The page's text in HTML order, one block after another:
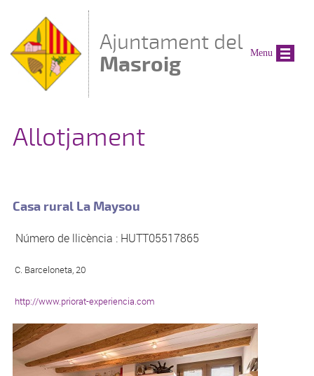
Ajuntament del
Masroig
Allotjament
Casa rural La Maysou
Número de llicència : HUTT05517865
C. Barceloneta, 20
http://www.priorat-experiencia.com
Menu